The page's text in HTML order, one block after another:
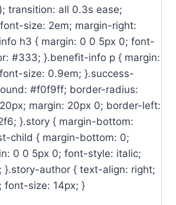
transition: all 0.3s ease;
size: 2em; margin-right:
h3 { margin: 0 0 5px 0; font-
#333; }.benefit-info p { margin:
size: 0.9em; }.success-
#f0f9ff; border-radius:
margin: 20px 0; border-left:
}.story { margin-bottom:
child { margin-bottom: 0;
0 0 5px 0; font-style: italic;
}.story-author { text-align: right;
font-size: 14px; }